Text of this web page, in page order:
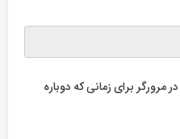
مرورگر برای زمانی که دوباره